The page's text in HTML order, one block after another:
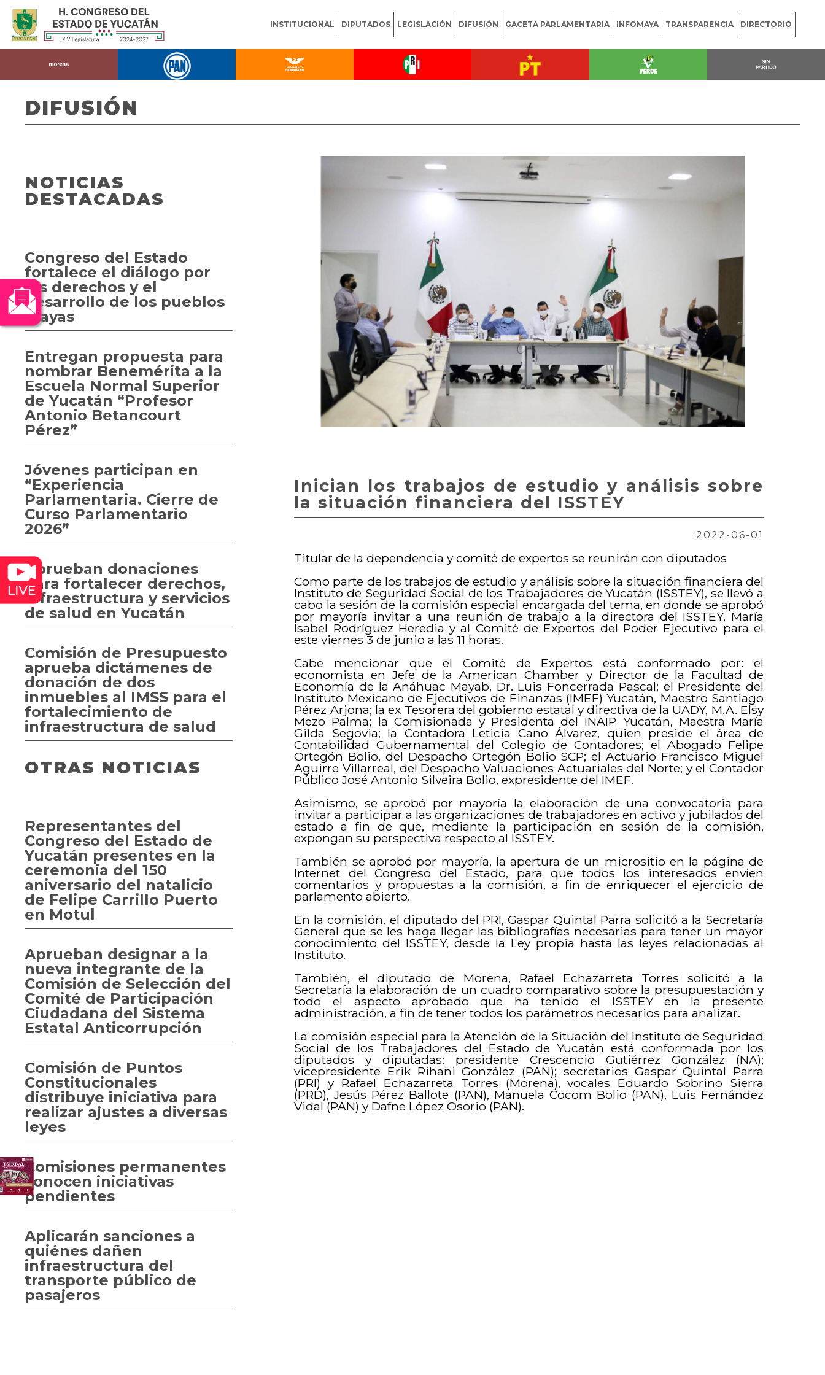
INSTITUCIONAL DIPUTADOS LEGISLACIÓN DIFUSIÓN GACETA PARLAMENTARIA INFOMAYA TRANSPARENCIA DIRECTORIO
DIFUSIÓN
Inician los trabajos de estudio y análisis sobre
la situación financiera del ISSTEY
2022-06-01
Titular de la dependencia y comité de expertos se reunirán con diputados
Como parte de los trabajos de estudio y análisis sobre la situación financiera del
Instituto de Seguridad Social de los Trabajadores de Yucatán (ISSTEY), se llevó a
cabo la sesión de la comisión especial encargada del tema, en donde se aprobó
por mayoría invitar a una reunión de trabajo a la directora del ISSTEY, María
Isabel Rodríguez Heredia y al Comité de Expertos del Poder Ejecutivo para el
este viernes 3 de junio a las 11 horas.
Cabe mencionar que el Comité de Expertos está conformado por: el
economista en Jefe de la American Chamber y Director de la Facultad de
Economía de la Anáhuac Mayab, Dr. Luis Foncerrada Pascal; el Presidente del
Instituto Mexicano de Ejecutivos de Finanzas (IMEF) Yucatán, Maestro Santiago
Pérez Arjona; la ex Tesorera del gobierno estatal y directiva de la UADY, M.A. Elsy
Mezo Palma; la Comisionada y Presidenta del INAIP Yucatán, Maestra María
Gilda Segovia; la Contadora Leticia Cano Álvarez, quien preside el área de
Contabilidad Gubernamental del Colegio de Contadores; el Abogado Felipe
Ortegón Bolio, del Despacho Ortegón Bolio SCP; el Actuario Francisco Miguel
Aguirre Villarreal, del Despacho Valuaciones Actuariales del Norte; y el Contador
Público José Antonio Silveira Bolio, expresidente del IMEF.
Asimismo, se aprobó por mayoría la elaboración de una convocatoria para
invitar a participar a las organizaciones de trabajadores en activo y jubilados del
estado a fin de que, mediante la participación en sesión de la comisión,
expongan su perspectiva respecto al ISSTEY.
También se aprobó por mayoría, la apertura de un micrositio en la página de
Internet del Congreso del Estado, para que todos los interesados envíen
comentarios y propuestas a la comisión, a fin de enriquecer el ejercicio de
parlamento abierto.
En la comisión, el diputado del PRI, Gaspar Quintal Parra solicitó a la Secretaría
General que se les haga llegar las bibliografías necesarias para tener un mayor
conocimiento del ISSTEY, desde la Ley propia hasta las leyes relacionadas al
Instituto.
También, el diputado de Morena, Rafael Echazarreta Torres solicitó a la
Secretaría la elaboración de un cuadro comparativo sobre la presupuestación y
todo el aspecto aprobado que ha tenido el ISSTEY en la presente
administración, a fin de tener todos los parámetros necesarios para analizar.
La comisión especial para la Atención de la Situación del Instituto de Seguridad
Social de los Trabajadores del Estado de Yucatán está conformada por los
diputados y diputadas: presidente Crescencio Gutiérrez González (NA);
vicepresidente Erik Rihani González (PAN); secretarios Gaspar Quintal Parra
(PRI) y Rafael Echazarreta Torres (Morena), vocales Eduardo Sobrino Sierra
(PRD), Jesús Pérez Ballote (PAN), Manuela Cocom Bolio (PAN), Luis Fernández
Vidal (PAN) y Dafne López Osorio (PAN).
NOTICIAS
DESTACADAS
Congreso del Estado
fortalece el diálogo por
los derechos y el
desarrollo de los pueblos
mayas
Entregan propuesta para
nombrar Benemérita a la
Escuela Normal Superior
de Yucatán “Profesor
Antonio Betancourt
Pérez”
Jóvenes participan en
“Experiencia
Parlamentaria. Cierre de
Curso Parlamentario
2026”
Aprueban donaciones
para fortalecer derechos,
infraestructura y servicios
de salud en Yucatán
Comisión de Presupuesto
aprueba dictámenes de
donación de dos
inmuebles al IMSS para el
fortalecimiento de
infraestructura de salud
OTRAS NOTICIAS
Representantes del
Congreso del Estado de
Yucatán presentes en la
ceremonia del 150
aniversario del natalicio
de Felipe Carrillo Puerto
en Motul
Aprueban designar a la
nueva integrante de la
Comisión de Selección del
Comité de Participación
Ciudadana del Sistema
Estatal Anticorrupción
Comisión de Puntos
Constitucionales
distribuye iniciativa para
realizar ajustes a diversas
leyes
Comisiones permanentes
conocen iniciativas
pendientes
Aplicarán sanciones a
quiénes dañen
infraestructura del
transporte público de
pasajeros